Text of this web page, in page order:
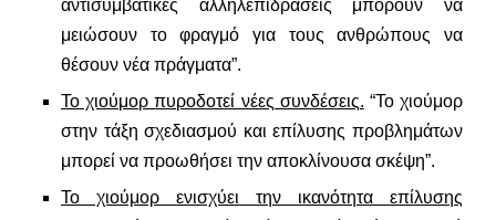
αντισυμβατικές αλληλεπιδράσεις μπορούν να
μειώσουν το φραγμό για τους ανθρώπους να
θέσουν νέα πράγματα”.
Το χιούμορ πυροδοτεί νέες συνδέσεις. “Το χιούμορ
στην τάξη σχεδιασμού και επίλυσης προβλημάτων
μπορεί να προωθήσει την αποκλίνουσα σκέψη”.
Το χιούμορ ενισχύει την ικανότητα επίλυσης